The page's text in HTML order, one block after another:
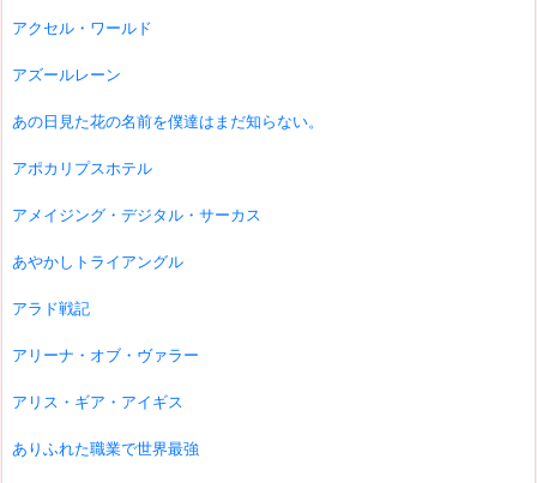
アクセル・ワールド
アズールレーン
あの日見た花の名前を僕達はまだ知らない。
アポカリプスホテル
アメイジング・デジタル・サーカス
あやかしトライアングル
アラド戦記
アリーナ・オブ・ヴァラー
アリス・ギア・アイギス
ありふれた職業で世界最強